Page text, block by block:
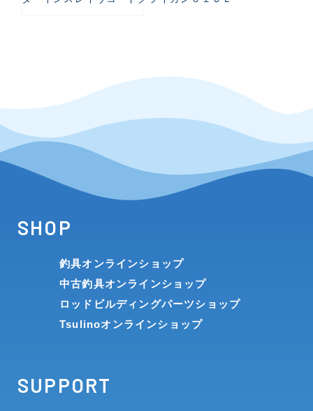
SHOP
釣具オンラインショップ
中古釣具オンラインショップ
ロッドビルディングパーツショップ
Tsulinoオンラインショップ
SUPPORT